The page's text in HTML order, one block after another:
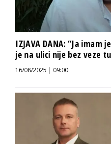
IZJAVA DANA: “Ja
je na ulici nije bez veze
16/08/2025 | 09:00